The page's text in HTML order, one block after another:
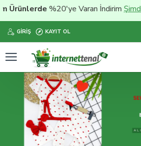
%20'ye Varan İndirimŞimdi satın al
GIRIŞ KAYIT OL